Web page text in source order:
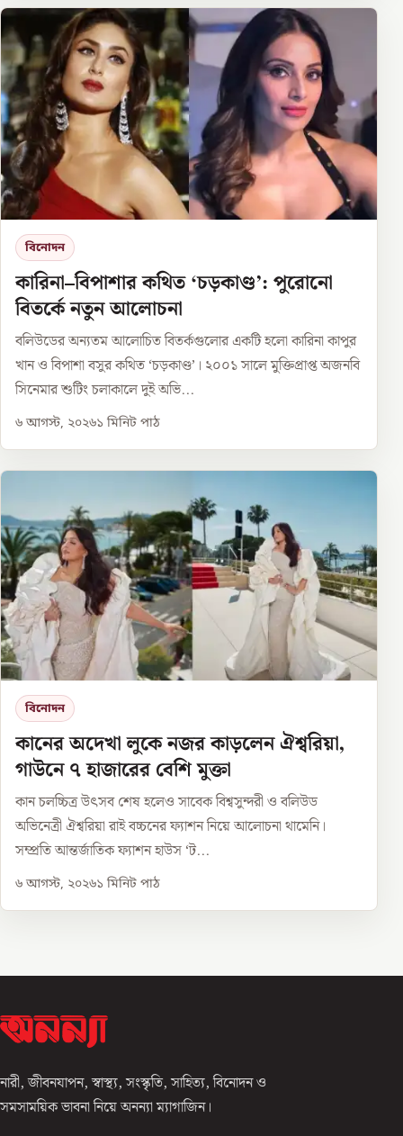
বিনোদন
কারিনা–বিপাশার কথিত ‘চড়কাণ্ড’: পুরোনো
বিতর্কে নতুন আলোচনা
বলিউডের অন্যতম আলোচিত বিতর্কগুলোর একটি হলো কারিনা কাপুর
খান ও বিপাশা বসুর কথিত ‘চড়কাণ্ড’। ২০০১ সালে মুক্তিপ্রাপ্ত অজনবি
সিনেমার শুটিং চলাকালে দুই অভি...
৬ আগস্ট, ২০২৬১ মিনিট পাঠ
বিনোদন
কানের অদেখা লুকে নজর কাড়লেন ঐশ্বরিয়া,
গাউনে ৭ হাজারের বেশি মুক্তা
কান চলচ্চিত্র উৎসব শেষ হলেও সাবেক বিশ্বসুন্দরী ও বলিউড
অভিনেত্রী ঐশ্বরিয়া রাই বচ্চনের ফ্যাশন নিয়ে আলোচনা থামেনি।
সম্প্রতি আন্তর্জাতিক ফ্যাশন হাউস ‘ট...
৬ আগস্ট, ২০২৬১ মিনিট পাঠ
নারী, জীবনযাপন, স্বাস্থ্য, সংস্কৃতি, সাহিত্য, বিনোদন ও
সমসাময়িক ভাবনা নিয়ে অনন্যা ম্যাগাজিন।